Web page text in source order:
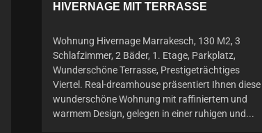
HIVERNAGE MIT TERRASSE
Wohnung Hivernage Marrakesch, 130 M2, 3
Schlafzimmer, 2 Bäder, 1. Etage, Parkplatz,
Wunderschöne Terrasse, Prestigeträchtiges
Viertel. Real-dreamhouse präsentiert Ihnen diese
wunderschöne Wohnung mit raffiniertem und
warmem Design, gelegen in einer ruhigen und...